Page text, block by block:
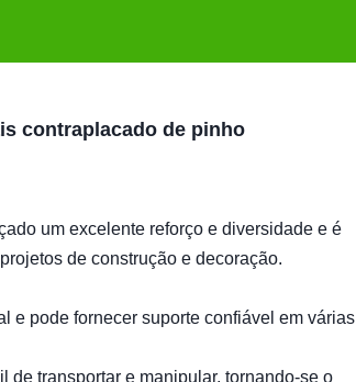
contraplacado de pinho
um excelente reforço e diversidade e é
de construção e decoração.
e pode fornecer suporte confiável em várias
de transportar e manipular, tornando-se o